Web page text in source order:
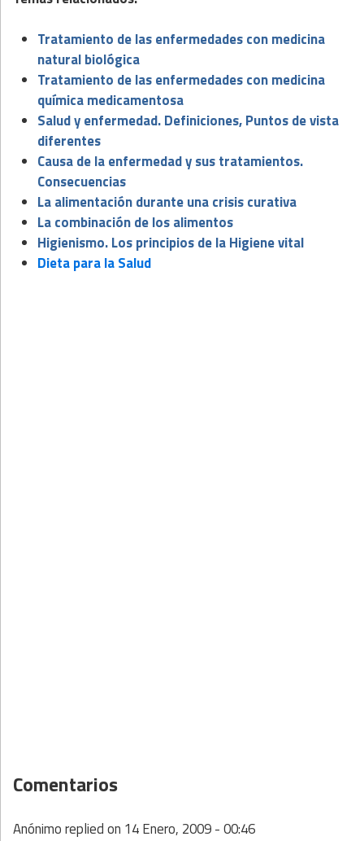
Tratamiento de las enfermedades con medicina
natural biológica
Tratamiento de las enfermedades con medicina
química medicamentosa
Salud y enfermedad. Definiciones, Puntos de vista
diferentes
Causa de la enfermedad y sus tratamientos.
Consecuencias
La alimentación durante una crisis curativa
La combinación de los alimentos
Higienismo. Los principios de la Higiene vital
Dieta para la Salud
Comentarios
Anónimoreplied on 14 Enero, 2009 - 00:46